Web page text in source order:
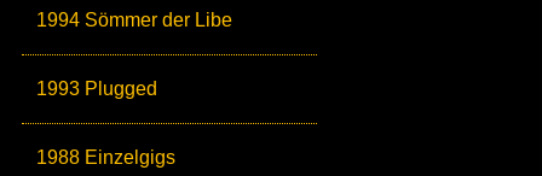
1994 Sömmer der Libe
1993 Plugged
1988 Einzelgigs